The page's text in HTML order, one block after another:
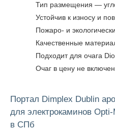
Тип размещения —
Устойчив к износу и
Пожаро- и
Качественные
Подходит для очага
Очаг в цену не
Портал Dimplex Dublin
для электрокаминов
в СПб